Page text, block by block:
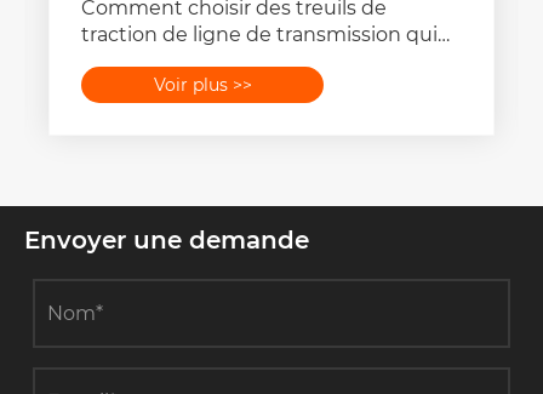
Comment choisir des treuils de
traction de ligne de transmission qui
Voir plus >>
Envoyer une demande